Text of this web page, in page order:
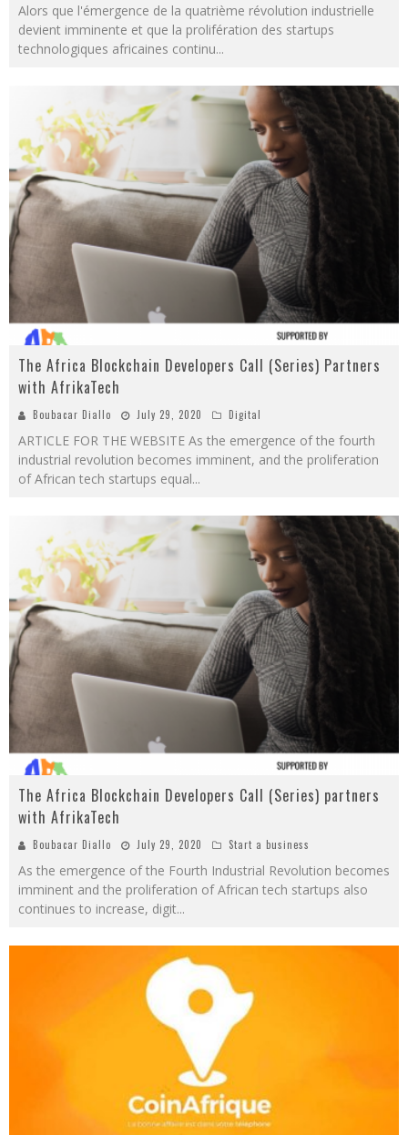
Alors que l'émergence de la quatrième révolution industrielle
devient imminente et que la prolifération des startups
technologiques africaines continu...
The Africa Blockchain Developers Call (Series) Partners
with AfrikaTech
Boubacar Diallo July 29, 2020 Digital
ARTICLE FOR THE WEBSITE As the emergence of the fourth
industrial revolution becomes imminent, and the proliferation
of African tech startups equal...
The Africa Blockchain Developers Call (Series) partners
with AfrikaTech
Boubacar Diallo July 29, 2020 Start a business
As the emergence of the Fourth Industrial Revolution becomes
imminent and the proliferation of African tech startups also
continues to increase, digit...